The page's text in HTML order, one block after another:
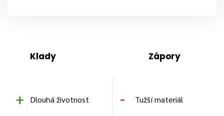
Klady Zápory
Dlouhá životnost Tužší materiál